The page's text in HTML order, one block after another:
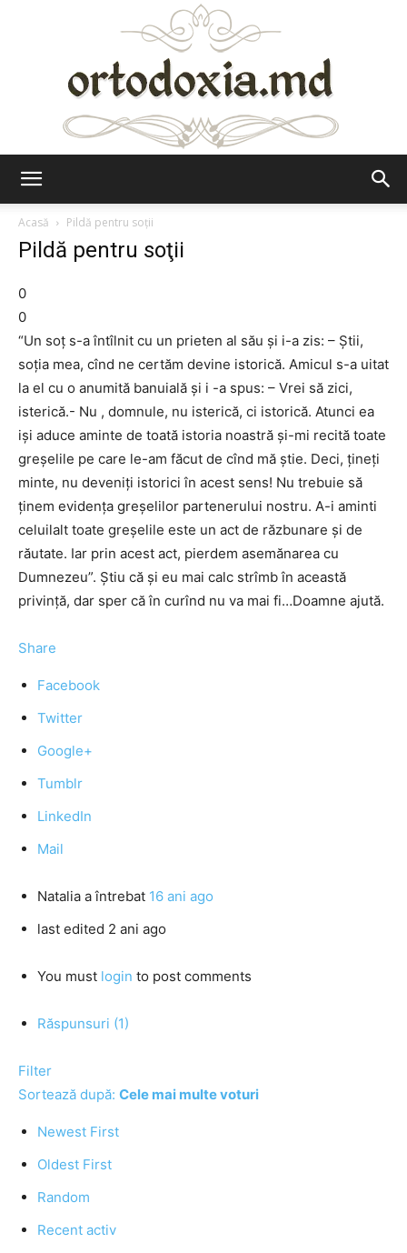
Acasă
Pildă pentru soţii
Pildă pentru soţii
0
0
“Un soţ s-a întîlnit cu un prieten al său şi i-a zis: – Ştii,
soţia mea, cînd ne certăm devine istorică. Amicul s-a uitat
la el cu o anumită banuială şi i -a spus: – Vrei să zici,
isterică.- Nu , domnule, nu isterică, ci istorică. Atunci ea
işi aduce aminte de toată istoria noastră şi-mi recită toate
greşelile pe care le-am făcut de cînd mă ştie. Deci, ţineţi
minte, nu deveniţi istorici în acest sens! Nu trebuie să
ţinem evidenţa greşelilor partenerului nostru. A-i aminti
celuilalt toate greşelile este un act de răzbunare şi de
răutate. Iar prin acest act, pierdem asemănarea cu
Dumnezeu”. Ştiu că şi eu mai calc strîmb în această
privinţă, dar sper că în curînd nu va mai fi…Doamne ajută.
Share
Facebook
Twitter
Google+
Tumblr
LinkedIn
Mail
Natalia a întrebat 16 ani ago
last edited 2 ani ago
You must login to post comments
Răspunsuri (1)
Filter
Sortează după: Cele mai multe voturi
Newest First
Oldest First
Random
Recent activ